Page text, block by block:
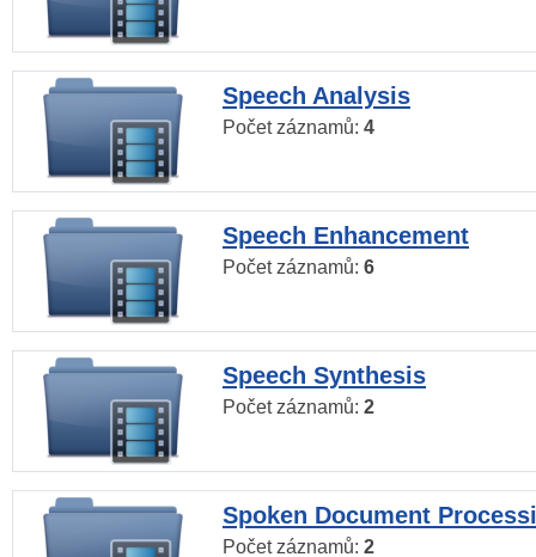
Speech Analysis
Počet záznamů: 4
Speech Enhancement
Počet záznamů: 6
Speech Synthesis
Počet záznamů: 2
Spoken Document
Počet záznamů: 2